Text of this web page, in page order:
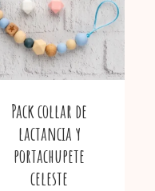
Pack collar de
lactancia y
portachupete
celeste